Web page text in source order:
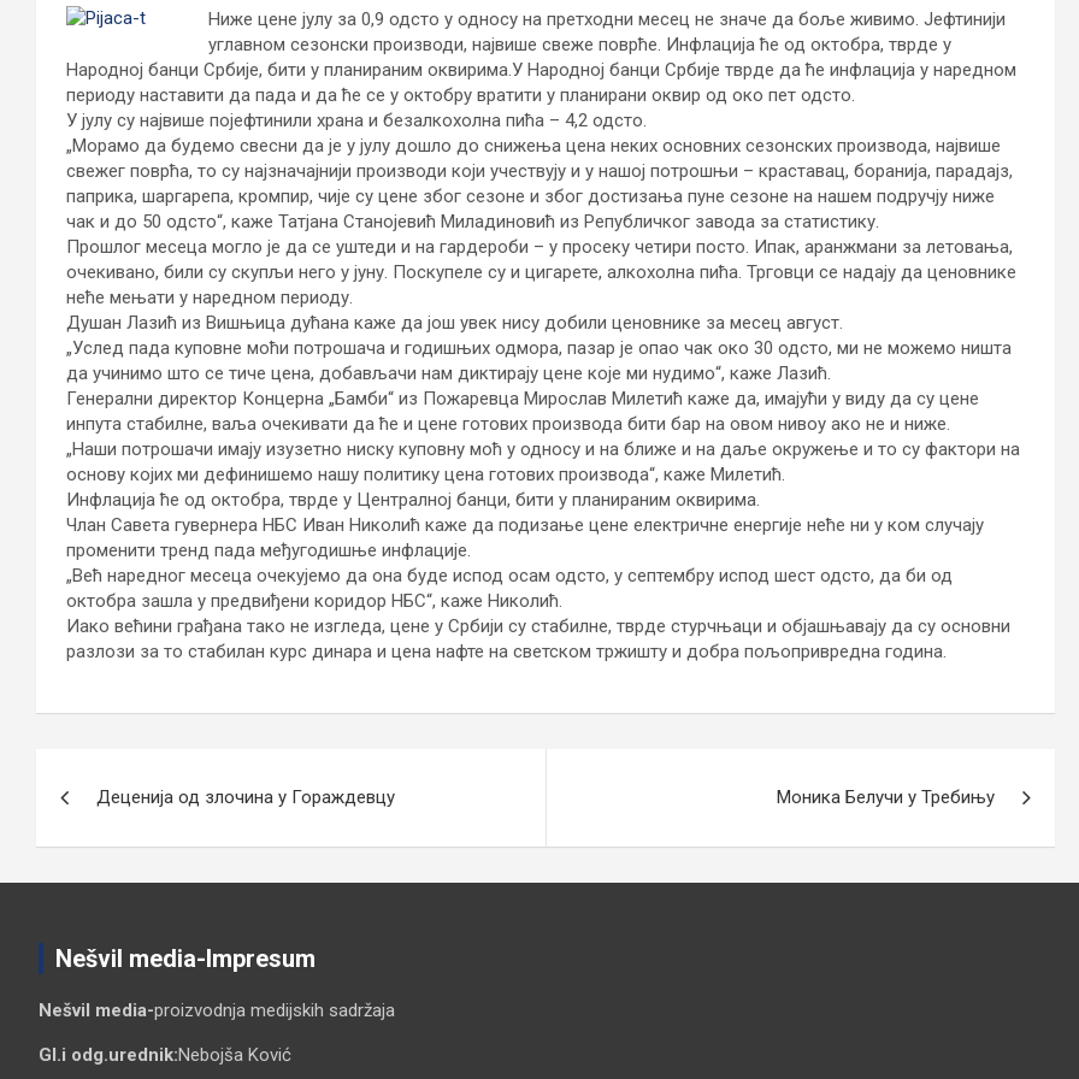
Ниже цене јулу за 0,9 одсто у односу на претходни месец не значе да боље живимо. Јефтинији
углавном сезонски производи, највише свеже поврће. Инфлација ће од октобра, тврде у
Народној банци Србије, бити у планираним оквирима.У Народној банци Србије тврде да ће инфлација у наредном
периоду наставити да пада и да ће се у октобру вратити у планирани оквир од око пет одсто.
У јулу су највише појефтинили храна и безалкохолна пића – 4,2 одсто.
„Морамо да будемо свесни да је у јулу дошло до снижења цена неких основних сезонских производа, највише
свежег поврћа, то су најзначајнији производи који учествују и у нашој потрошњи – краставац, боранија, парадајз,
паприка, шаргарепа, кромпир, чије су цене због сезоне и због достизања пуне сезоне на нашем подручју ниже
чак и до 50 одсто“, каже Татјана Станојевић Миладиновић из Републичког завода за статистику.
Прошлог месеца могло је да се уштеди и на гардероби – у просеку четири посто. Ипак, аранжмани за летовања,
очекивано, били су скупљи него у јуну. Поскупеле су и цигарете, алкохолна пића. Трговци се надају да ценовнике
неће мењати у наредном периоду.
Душан Лазић из Вишњица дућана каже да још увек нису добили ценовнике за месец август.
„Услед пада куповне моћи потрошача и годишњих одмора, пазар је опао чак око 30 одсто, ми не можемо ништа
да учинимо што се тиче цена, добављачи нам диктирају цене које ми нудимо“, каже Лазић.
Генерални директор Концерна „Бамби“ из Пожаревца Мирослав Милетић каже да, имајући у виду да су цене
инпута стабилне, ваља очекивати да ће и цене готових производа бити бар на овом нивоу ако не и ниже.
„Наши потрошачи имају изузетно ниску куповну моћ у односу и на ближе и на даље окружење и то су фактори на
основу којих ми дефинишемо нашу политику цена готових производа“, каже Милетић.
Инфлација ће од октобра, тврде у Централној банци, бити у планираним оквирима.
Члан Савета гувернера НБС Иван Николић каже да подизање цене електричне енергије неће ни у ком случају
променити тренд пада међугодишње инфлације.
„Већ наредног месеца очекујемо да она буде испод осам одсто, у септембру испод шест одсто, да би од
октобра зашла у предвиђени коридор НБС“, каже Николић.
Иако већини грађана тако не изгледа, цене у Србији су стабилне, тврде стурчњаци и објашњавају да су основни
разлози за то стабилан курс динара и цена нафте на светском тржишту и добра пољопривредна година.
чланка
Деценија од злочина у Гораждевцу Моника Белучи у Требињу
Nešvil media-Impresum
Nešvil media-proizvodnja medijskih sadržaja
Gl.i odg.urednik:Nebojša Ković